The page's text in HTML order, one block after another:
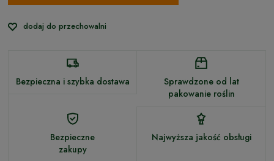
dodaj do przechowalni
Bezpieczna i szybka dostawa
Sprawdzone od lat
pakowanie roślin
Bezpieczne
zakupy
Najwyższa jakość obsługi